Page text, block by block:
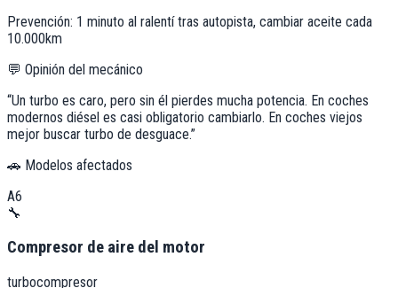
Prevención: 1 minuto al ralentí tras autopista, cambiar aceite cada
10.000km
💬 Opinión del mecánico
“Un turbo es caro, pero sin él pierdes mucha potencia. En coches
modernos diésel es casi obligatorio cambiarlo. En coches viejos
mejor buscar turbo de desguace.”
🚗 Modelos afectados
A6
🔧
Compresor de aire del motor
turbocompresor